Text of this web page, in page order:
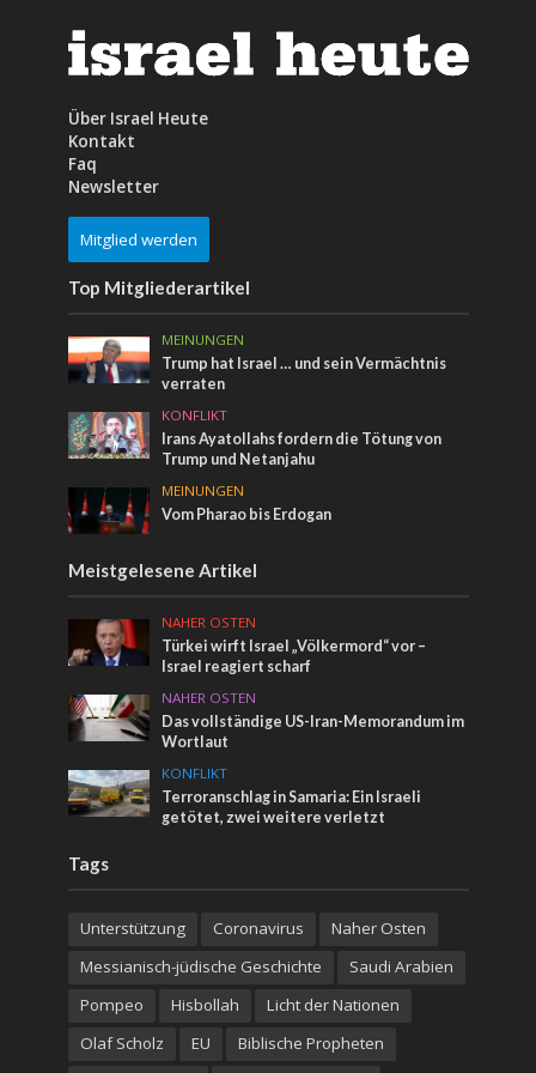
Über Israel Heute
Kontakt
Faq
Newsletter
Mitglied werden
Top Mitgliederartikel
MEINUNGEN
Trump hat Israel … und sein Vermächtnis
verraten
KONFLIKT
Irans Ayatollahs fordern die Tötung von
Trump und Netanjahu
MEINUNGEN
Vom Pharao bis Erdogan
Meistgelesene Artikel
NAHER OSTEN
Türkei wirft Israel „Völkermord“ vor –
Israel reagiert scharf
NAHER OSTEN
Das vollständige US-Iran-Memorandum im
Wortlaut
KONFLIKT
Terroranschlag in Samaria: Ein Israeli
getötet, zwei weitere verletzt
Tags
Unterstützung Coronavirus
Naher Osten
Messianisch-jüdische Geschichte
Saudi Arabien
Pompeo
Hisbollah
Licht der Nationen
Olaf Scholz
EU
Biblische Propheten